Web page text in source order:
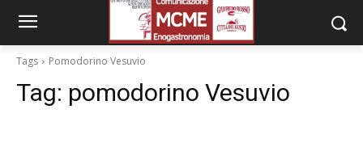
Tags Pomodorino Vesuvio
Tag: pomodorino Vesuvio